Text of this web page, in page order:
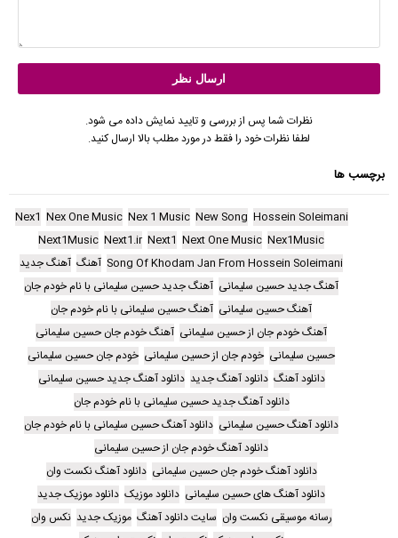
نظرات شما پس از بررسی و تایید نمایش داده می شود.
لطفا نظرات خود را فقط در مورد مطلب بالا ارسال کنید.
برچسب ها
Hossein Soleimani
New Song
Nex 1 Music
Nex One Music
Nex1
Nex1Music
Next One Music
Next1
Next1.ir
Next1Music
Song Of Khodam Jan From Hossein Soleimani آهنگ آهنگ جدید
آهنگ جدید حسین سلیمانی آهنگ جدید حسین سلیمانی با نام خودم جان
آهنگ حسین سلیمانی آهنگ حسین سلیمانی با نام خودم جان
آهنگ خودم جان از حسین سلیمانی آهنگ خودم جان حسین سلیمانی
حسین سلیمانی خودم جان از حسین سلیمانی خودم جان حسین سلیمانی
دانلود آهنگ دانلود آهنگ جدید دانلود آهنگ جدید حسین سلیمانی
دانلود آهنگ جدید حسین سلیمانی با نام خودم جان
دانلود آهنگ حسین سلیمانی دانلود آهنگ حسین سلیمانی با نام خودم جان
دانلود آهنگ خودم جان از حسین سلیمانی
دانلود آهنگ خودم جان حسین سلیمانی دانلود آهنگ نکست وان
دانلود آهنگ های حسین سلیمانی دانلود موزیک دانلود موزیک جدید
رسانه موسیقی نکست وان سایت دانلود آهنگ موزیک جدید نکس وان